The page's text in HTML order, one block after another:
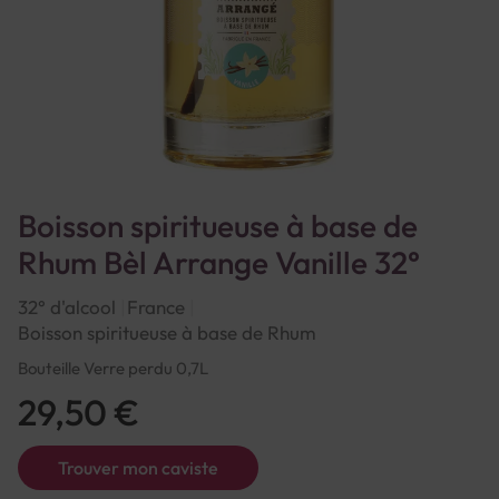
Boisson spiritueuse à base de
Rhum Bèl Arrange Vanille 32°
32° d'alcool
France
Boisson spiritueuse à base de Rhum
Bouteille Verre perdu 0,7L
Trouver mon caviste
29,50 €